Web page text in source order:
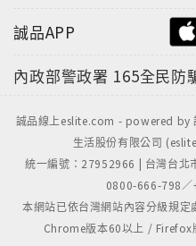
誠品APP
內政部警政署 165全民防
誠品線上eslite.com - powered by
生活股份有限公司
統一編號：27952966 | 台灣台北
0800-666-798
本網站已依台灣網站內容分級規
Chrome版本60以上 /